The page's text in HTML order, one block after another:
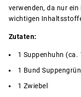
verwenden, da nur
wichtigen
Zutaten:
1 Suppenhuhn (ca.
1 Bund
1 Zwiebel